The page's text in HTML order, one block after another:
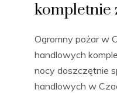
kompletnie
Ogromny pożar w
handlowych
nocy doszczętnie
handlowych w